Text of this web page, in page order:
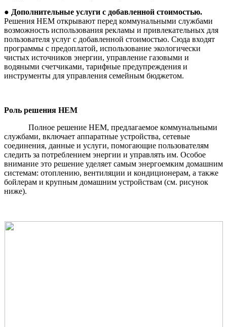
● Дополнительные услуги с добавленной стоимостью.
Решения HEM открывают перед коммунальными службами
возможность использования рекламы и привлекательных для
пользователя услуг с добавленной стоимостью. Сюда входят
программы с предоплатой, использование экологически
чистых источников энергии, управление газовыми и
водяными счетчиками, тарифные предупреждения и
инструменты для управления семейным бюджетом.
Роль решения HEM
Полное решение HEM, предлагаемое коммунальными
службами, включает аппаратные устройства, сетевые
соединения, данные и услуги, помогающие пользователям
следить за потреблением энергии и управлять им. Особое
внимание это решение уделяет самым энергоемким домашним
системам: отоплению, вентиляции и кондиционерам, а также
бойлерам и крупным домашним устройствам (см. рисунок
ниже).